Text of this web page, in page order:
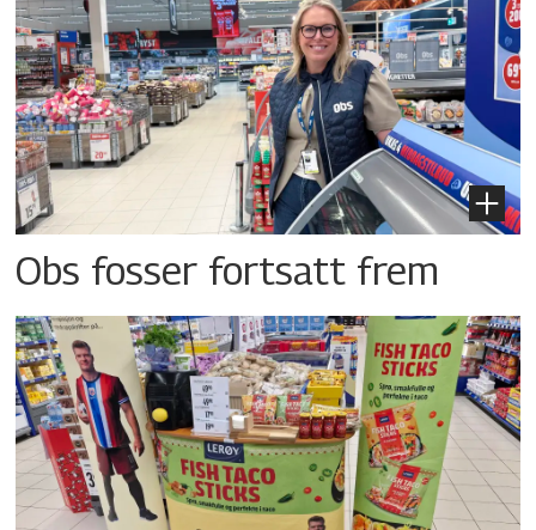
Obs fosser fortsatt frem